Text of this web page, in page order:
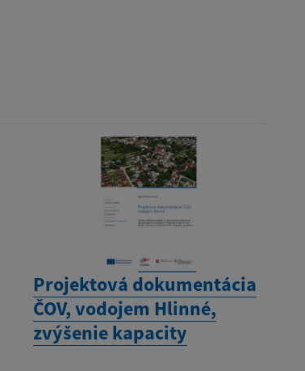
Projektová dokumentácia
ČOV, vodojem Hlinné,
zvýšenie kapacity